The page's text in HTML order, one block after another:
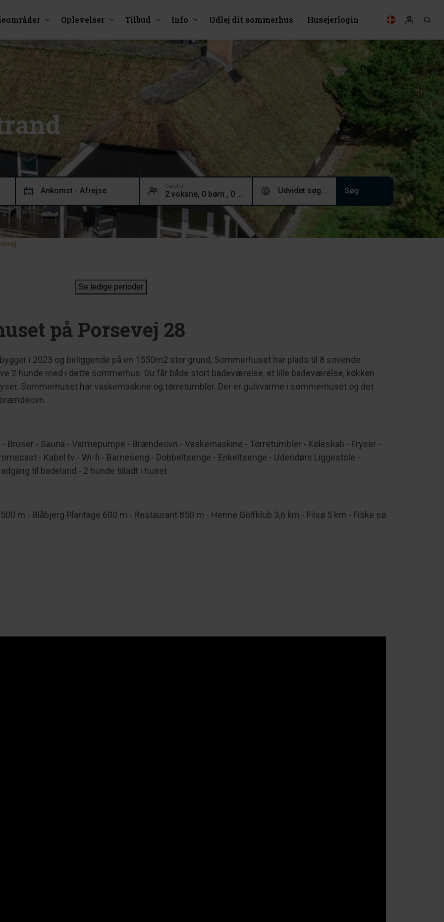
Oplevelser Tilbud Info Udlej dit sommerhus Husejerlogin
Ankomst - Afrejse Gæster
2 voksne, 0 børn , 0 husdyr Udvidet søgning (0)
Se ledige perioder
på Porsevej 28
i 2023 og beliggende på en 1550m2 stor grund, Sommerhuset har plads til 8 sovende
2 hunde med i dette sommerhus. Du får både stort badeværelse, et lille badeværelse, køkken
Sommerhuset har vaskemaskine og tørretumbler. Der er gulvvarme i sommerhuset og det
Bruser - Sauna - Varmepumpe - Brændeovn - Vaskemaskine - Tørretumbler - Køleskab - Fryser -
- Kabel tv - Wi-fi - Barneseng - Dobbeltsenge - Enkeltsenge - Udendørs Liggestole -
til badeland - 2 hunde tilladt i huset
m - Blåbjerg Plantage 600 m - Restaurant 850 m - Henne Golfklub 3,6 km - Filsø 5 km - Fiske sø